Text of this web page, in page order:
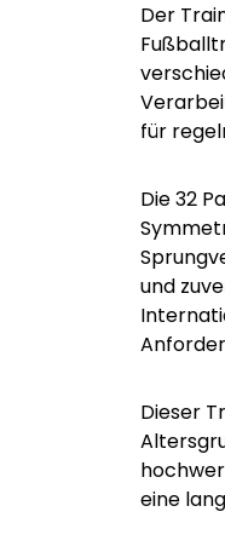
Der
für
Die 32
und
Dieser
eine